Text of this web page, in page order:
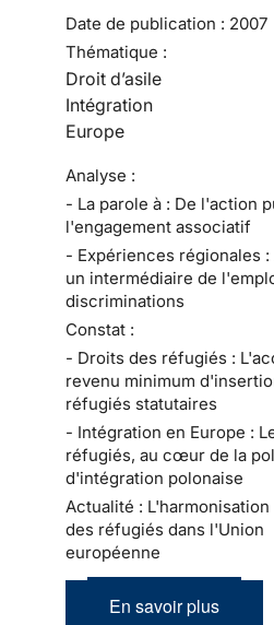
Date de publication : 2007
Thématique :
Droit d’asile
Intégration
Europe
Analyse :
- La parole à : De l'action
l'engagement associatif
- Expériences régionales :
un intermédiaire de
discriminations
Constat :
- Droits des réfugiés :
revenu minimum
réfugiés statutaires
- Intégration en Europe :
réfugiés, au cœur de la
d'intégration polonaise
Actualité :
des réfugiés dans l'Union
européenne
En savoir plus